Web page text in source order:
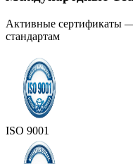
Активные сертификаты
стандартам
ISO 9001